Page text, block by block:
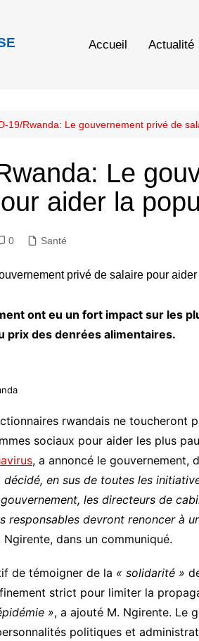
Accueil Actualité
19/Rwanda: Le gouvernement privé de
Le
aider la
0 Santé
ont eu un fort impact sur les
prix des denrées alimentaires.
rwandais ne toucheront
sociaux pour aider les plus
, a annoncé le gouvernement,
en sus de toutes les
les directeurs de
responsables devront renoncer à
dans un communiqué.
de témoigner de la « solidarité »
strict pour limiter la
», a ajouté M. Ngirente. Le
politiques et